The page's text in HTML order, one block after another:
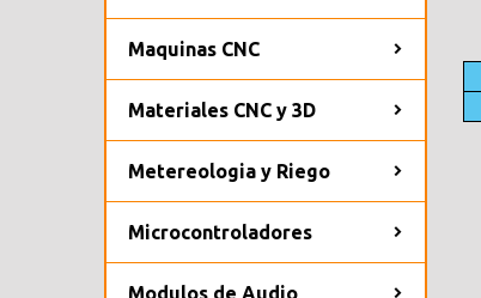
Maquinas CNC
Materiales CNC y 3D
Metereologia y Riego
Microcontroladores
Modulos de Audio